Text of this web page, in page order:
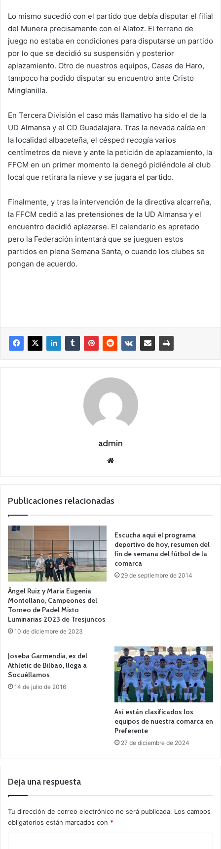
Lo mismo sucedió con el partido que debía disputar el filial
del Munera precisamente con el Alatoz. El terreno de
juego no estaba en condiciones para disputarse un partido
por lo que se decidió su suspensión y posterior
aplazamiento. Otro de nuestros equipos, Casas de Haro,
tampoco ha podido disputar su encuentro ante Cristo
Minglanilla.
En Tercera División el caso más llamativo ha sido el de la
UD Almansa y el CD Guadalajara. Tras la nevada caída en
la localidad albaceteña, el césped recogía varios
centímetros de nieve y ante la petición de aplazamiento, la
FFCM en un primer momento la denegó pidiéndole al club
local que retirara la nieve y se jugara el partido.
Finalmente, y tras la intervención de la directiva alcarreña,
la FFCM cedió a las pretensiones de la UD Almansa y el
encuentro decidió aplazarse. El calendario es apretado
pero la Federación intentará que se jueguen estos
partidos en plena Semana Santa, o cuando los clubes se
pongan de acuerdo.
admin
we
Publicaciones relacionadas
Ángel Ruiz y Maria Eugenia
Montellano, Campeones del
Torneo de Padel Mixto
Luminarias 2023 de Tresjuncos
10 de diciembre de 2023
Escucha aquí el programa
deportivo de hoy, resumen del
fin de semana del fútbol de la
comarca
29 de septiembre de 2014
Joseba Garmendia, ex del
Athletic de Bilbao, llega a
Socuéllamos
14 de julio de 2016
Así están clasificados los
equipos de nuestra comarca en
Preferente
27 de diciembre de 2024
Deja una respuesta
Tu dirección de correo electrónico no será publicada. Los campos
obligatorios están marcados con *